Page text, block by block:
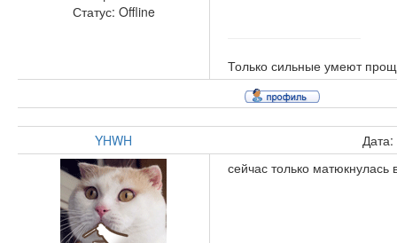
Статус: Offline
Только сильные умеют
YHWH
сейчас только матюкнулась